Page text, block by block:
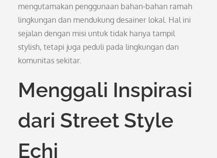
mengutamakan penggunaan bahan-bahan ramah
lingkungan dan mendukung desainer lokal. Hal ini
sejalan dengan misi untuk tidak hanya tampil
stylish, tetapi juga peduli pada lingkungan dan
komunitas sekitar.
Menggali Inspirasi
dari Street Style
Echi